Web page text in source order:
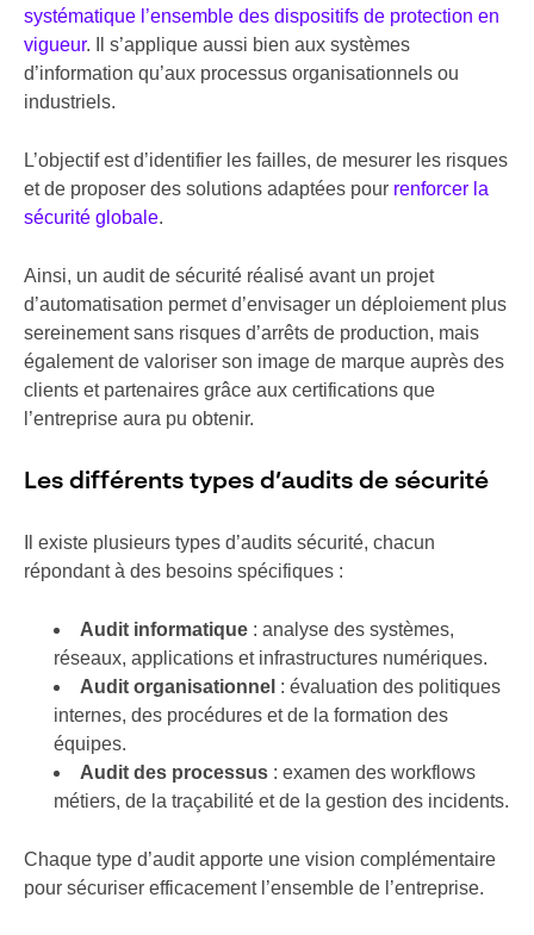
systématique l’ensemble des dispositifs de protection en
vigueur. Il s’applique aussi bien aux systèmes
d’information qu’aux processus organisationnels ou
industriels.
L’objectif est d’identifier les failles, de mesurer les risques
et de proposer des solutions adaptées pour renforcer la
sécurité globale.
Ainsi, un audit de sécurité réalisé avant un projet
d’automatisation permet d’envisager un déploiement plus
sereinement sans risques d’arrêts de production, mais
également de valoriser son image de marque auprès des
clients et partenaires grâce aux certifications que
l’entreprise aura pu obtenir.
Les différents types d’audits de sécurité
Il existe plusieurs types d’audits sécurité, chacun
répondant à des besoins spécifiques :
Audit informatique : analyse des systèmes,
réseaux, applications et infrastructures numériques.
Audit organisationnel : évaluation des politiques
internes, des procédures et de la formation des
équipes.
Audit des processus : examen des workflows
métiers, de la traçabilité et de la gestion des incidents.
Chaque type d’audit apporte une vision complémentaire
pour sécuriser efficacement l’ensemble de l’entreprise.